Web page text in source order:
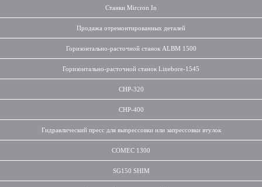
Станки Mircron In
Продажа отремонтированных деталей
Горизонтально-расточной станок ALBM 1500
Горизонтально-расточной станок Linebore-1545
CHP-320
CHP-400
Гидравлический пресс для выпрессовки или запрессовки втулок
COMEC 1300
SG150 SHIM